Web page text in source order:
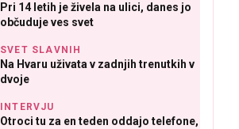
Pri 14 letih je živela na ulici, danes jo
občuduje ves svet
SVET SLAVNIH
Na Hvaru uživata v zadnjih trenutkih v
dvoje
INTERVJU
Otroci tu za en teden oddajo telefone,